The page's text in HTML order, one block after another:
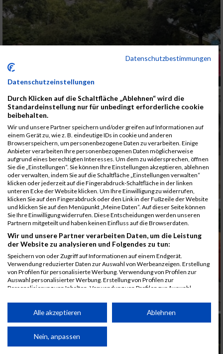
Datenschutzbestimmungen
Datenschutzeinstellungen
Durch Klicken auf die Schaltfläche „Ablehnen“ wird die
Standardeinstellung nur für unbedingt erforderliche cookie
beibehalten.
Wir und unsere Partner speichern und/oder greifen auf Informationen auf
einem Gerät zu, wie z. B. eindeutige IDs in cookie und anderen
Browserspeichern, um personenbezogene Daten zu verarbeiten. Einige
Anbieter verarbeiten Ihre personenbezogenen Daten möglicherweise
aufgrund eines berechtigten Interesses. Um dem zu widersprechen, öffnen
Sie die „Einstellungen“. Sie können Ihre Einstellungen akzeptieren, ablehnen
oder verwalten, indem Sie auf die Schaltfläche „Einstellungen verwalten“
klicken oder jederzeit auf die Fingerabdruck-Schaltfläche in der linken
unteren Ecke der Website klicken. Um Ihre Einwilligung zu widerrufen,
klicken Sie auf den Fingerabdruck oder den Link in der Fußzeile der Website
und klicken Sie auf den Menüpunkt „Meine Daten“. Auf dieser Seite können
Sie Ihre Einwilligung widerrufen. Diese Entscheidungen werden unseren
Partnern mitgeteilt und haben keinen Einfluss auf die Browserdaten.
Wir und unsere Partner verarbeiten Daten, um die Leistung
der Website zu analysieren und Folgendes zu tun:
Speichern von oder Zugriff auf Informationen auf einem Endgerät.
Verwendung reduzierter Daten zur Auswahl von Werbeanzeigen. Erstellung
von Profilen für personalisierte Werbung. Verwendung von Profilen zur
Auswahl personalisierter Werbung. Erstellung von Profilen zur
Personalisierung von Inhalten. Verwendung von Profilen zur Auswahl
Performance von Inhalten. Analyse von Zielgruppen durch Statistiken oder
Kombinationen von Daten aus verschiedenen Quellen. Entwicklung und
von Inhalten.
Daten können außerhalb der Europäischen Union weitergegeben und in die
Alle akzeptieren Ablehnen
Nein, anpassen